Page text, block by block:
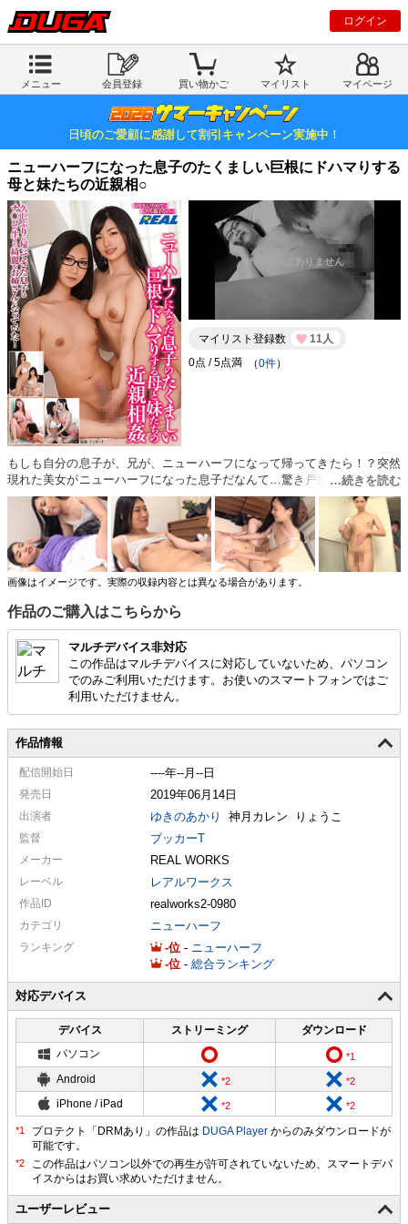
ログイン
メニュー 会員登録 買い物かご マイリスト マイページ
日頃のご愛顧に感謝して割引キャンペーン実施中！
ニューハーフになった息子のたくましい巨根にドハマりする
母と妹たちの近親相○
マイリスト登録数
11人
（0件）
もしも自分の息子が、兄が、ニューハーフになって帰ってきたら！？突然
現れた美女がニューハーフになった息子だなんて…驚き戸惑いながらも怪
しい魅力に欲望が抑えきれない母や妹たち。エロくて可愛いデカチンなニ
ューハーフのチンポを取り合う変態家族の近親物語！3編！
画像はイメージです。実際の収録内容とは異なる場合があります。
作品のご購入はこちらから
マルチデバイス非対応
この作品はマルチデバイスに対応していないため、パソコン
でのみご利用いただけます。お使いのスマートフォンではご
利用いただけません。
作品情報
配信開始日 ----年--月--日
発売日 2019年06月14日
出演者 ゆきのあかり 神月カレン りょうこ
監督 ブッカーT
メーカー REAL WORKS
レーベル レアルワークス
作品ID realworks2-0980
カテゴリ ニューハーフ
ランキング - - ニューハーフ
-
- 総合ランキング
対応デバイス
デバイス ストリーミング
ダウンロード
パソコン
Android
iPhone / iPad
プロテクト「DRMあり」の作品は DUGA Player からのみダウンロードが
可能です。
ユーザーレビュー